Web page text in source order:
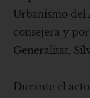
Urbanismo del
consejera y
Generalitat,
Durante el